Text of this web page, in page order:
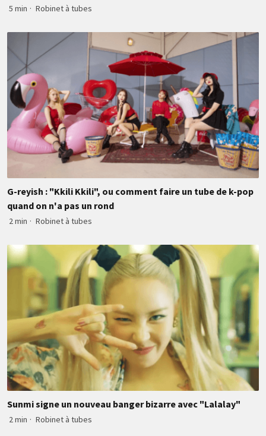
5 min · Robinet à tubes
G-reyish : "Kkili Kkili", ou comment faire un tube de k-pop
quand on n'a pas un rond
2 min · Robinet à tubes
Sunmi signe un nouveau banger bizarre avec "Lalalay"
2 min · Robinet à tubes